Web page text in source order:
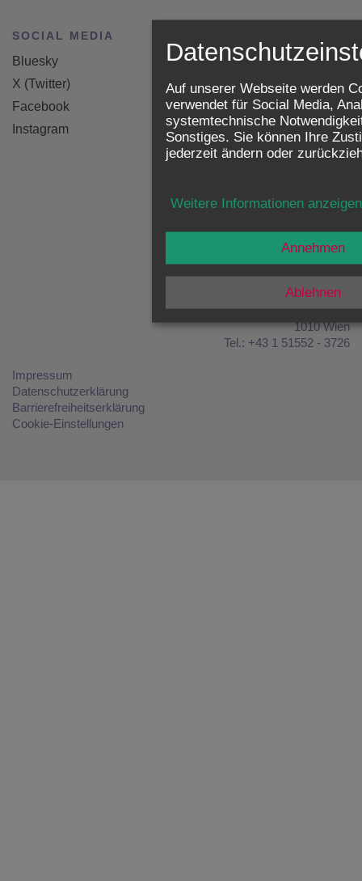
SOCIAL MEDIA
Bluesky
X (Twitter)
Facebook
Instagram
Curriculum Vitae
Kolumne
Gedanken zum
Evangelium
Predigten
Bibliographie
Archiv
Erzdiözese Wien
Erzbischöfliches Sekretariat
Wollzeile 2
1010 Wien
Tel.: +43 1 51552 - 3726
Impressum
Datenschutzerklärung
Barrierefreiheitserklärung
Cookie-Einstellungen
Auf unserer Webseite werden
verwendet für Social Media,
systemtechnische
Sonstiges. Sie können Ihre
jederzeit ändern oder
Weitere Informationen anzeigen
Ablehnen
Annehmen